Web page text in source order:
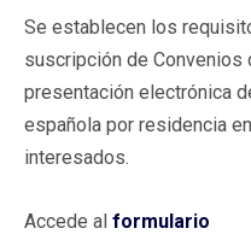
Se establecen los
suscripción de Convenios
presentación electrónica
española por residencia
interesados.
Accede al formulario